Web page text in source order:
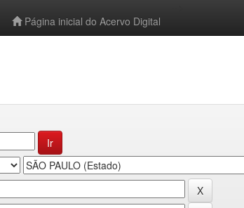
Página inicial do Acervo Digital